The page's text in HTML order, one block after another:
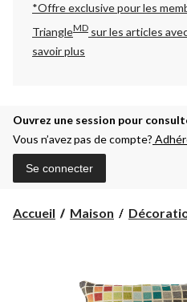
*Offre exclusive pour les
TriangleMD sur les articles
savoir plus
Ouvrez une session pour
Vous n’avez pas de compte?
Se connecter
Accueil Maison